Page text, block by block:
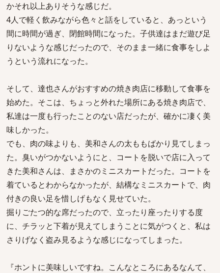
かそれ以上ありそうな感じだ。
4人で軽く飲みながら色々と話をしていると、あっという
間に時間が過ぎ、閉館時間になった。子供達はまだ遊び足
りないような感じだったので、そのまま一緒に食事をしよ
うという流れになった。
そして、達也さんがおすすめの焼き肉店に移動して食事を
始めた。そこは、ちょっと外れた場所にある焼き肉店で、
私達は一度も行ったことのない店だったが、確かに凄く美
味しかった。
でも、肉の味よりも、美和さんの太ももばかり見てしまっ
た。臭いがつかないようにと、コートを脱いで店に入って
きた美和さんは、まさかのミニスカートだった。コートを
着ているとわからなかったが、結構なミニスカートで、肉
付きの良い足を惜しげもなく見せていた。
掘りごたつ的な席だったので、立ったり座ったりする度
に、チラッと下着が見えてしまうことに気がつくと、私は
さりげなく盗み見るような感じになってしまった。
『ホントに美味しいですね。こんなところにあるなんて、